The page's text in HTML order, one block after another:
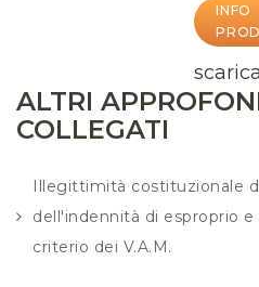
INFO
ALTRI
COLLEGATI
Illegittimità costituzionale
dell'indennità di esproprio
criterio dei V.A.M.